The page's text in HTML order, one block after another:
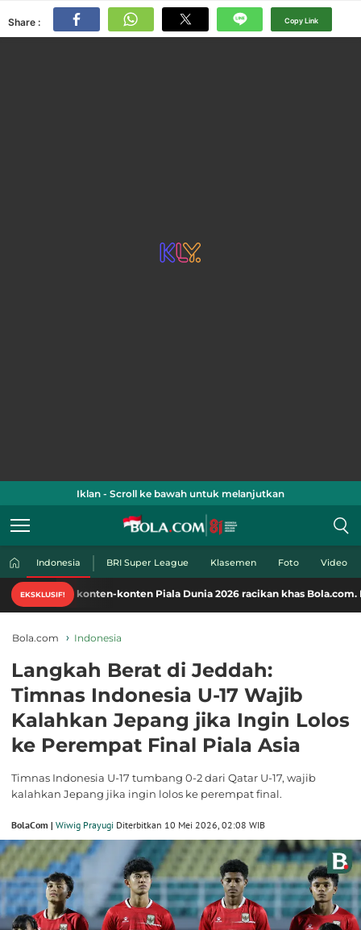
Share : Copy Link
Iklan - Scroll ke bawah untuk melanjutkan
Indonesia BRI Super League Klasemen Foto Video
EKSKLUSIF!
konten-konten Piala Dunia 2026 racikan khas Bola.com. Klik di sini!
Bola.com Indonesia
Langkah Berat di Jeddah:
Timnas Indonesia U-17 Wajib
Kalahkan Jepang jika Ingin Lolos
ke Perempat Final Piala Asia
Timnas Indonesia U-17 tumbang 0-2 dari Qatar U-17, wajib
kalahkan Jepang jika ingin lolos ke perempat final.
BolaCom | Wiwig Prayugi Diterbitkan 10 Mei 2026, 02:08 WIB